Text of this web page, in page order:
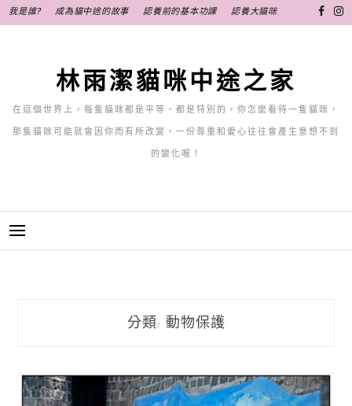
至
我是誰? 成為貓中途的故事 認養前的基本功課 認養大貓咪
林雨潔貓咪中途之家
在這個世界上，每隻貓咪都是平等、都是特別的，你怎麼看待一隻貓咪，
那隻貓咪可能就會因你而有所改變，一份尊重和愛心往往會產生意想不到
的變化喔！
分類: 動物保護